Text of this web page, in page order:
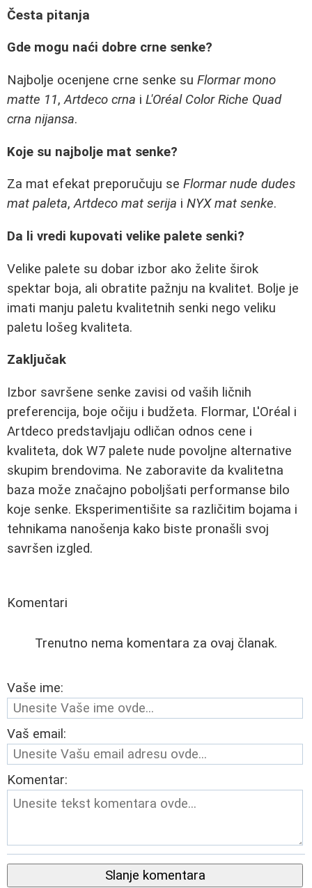
Česta pitanja
Gde mogu naći dobre crne senke?
Najbolje ocenjene crne senke su Flormar mono
matte 11,Artdeco crna i L'Oréal Color Riche Quad
crna nijansa.
Koje su najbolje mat senke?
Za mat efekat preporučuju se Flormar nude dudes
mat paleta,Artdeco mat serija i NYX mat senke.
Da li vredi kupovati velike palete senki?
Velike palete su dobar izbor ako želite širok
spektar boja, ali obratite pažnju na kvalitet. Bolje je
imati manju paletu kvalitetnih senki nego veliku
paletu lošeg kvaliteta.
Zaključak
Izbor savršene senke zavisi od vaših ličnih
preferencija, boje očiju i budžeta. Flormar, L'Oréal i
Artdeco predstavljaju odličan odnos cene i
kvaliteta, dok W7 palete nude povoljne alternative
skupim brendovima. Ne zaboravite da kvalitetna
baza može značajno poboljšati performanse bilo
koje senke. Eksperimentišite sa različitim bojama i
tehnikama nanošenja kako biste pronašli svoj
savršen izgled.
Komentari
Trenutno nema komentara za ovaj članak.
Vaše ime:
Vaš email:
Komentar:
Slanje komentara